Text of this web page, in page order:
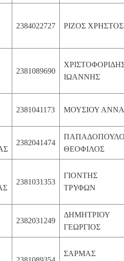
2384022727 ΡΙΖΟΣ ΧΡΗΣΤΟΣ
2381089690
ΙΩΑΝΝΗΣ
2381041173 ΜΟΥΣΙΟΥ ΑΝΝΑ
2382041474
ΘΕΟΦΙΛΟΣ
2381031353
ΓΙΟΝΤΗΣ
ΤΡΥΦΩΝ
2382031249
ΔΗΜΗΤΡΙΟΥ
ΓΕΩΡΓΙΟΣ
ΣΑΡΜΑΣ